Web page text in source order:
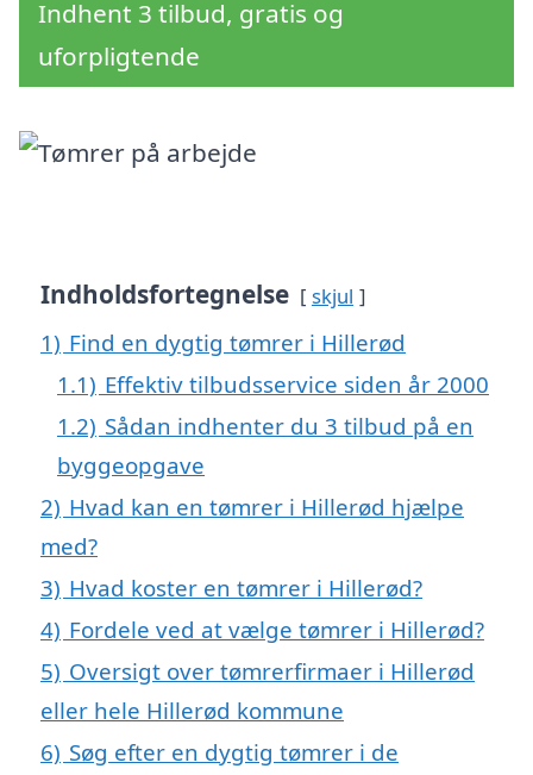
Indhent 3 tilbud, gratis og
uforpligtende
Indholdsfortegnelse skjul
1) Find en dygtig tømrer i Hillerød
1.1) Effektiv tilbudsservice siden år 2000
1.2) Sådan indhenter du 3 tilbud på en
byggeopgave
2) Hvad kan en tømrer i Hillerød hjælpe
med?
3) Hvad koster en tømrer i Hillerød?
4) Fordele ved at vælge tømrer i Hillerød?
5) Oversigt over tømrerfirmaer i Hillerød
eller hele Hillerød kommune
6) Søg efter en dygtig tømrer i de